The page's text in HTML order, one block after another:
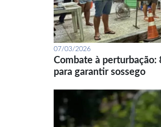
07/03/2026
Combate à perturbação:
para garantir sossego